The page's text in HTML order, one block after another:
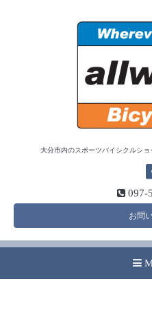
大分市内のスポーツバイシクルショ
097-
お問